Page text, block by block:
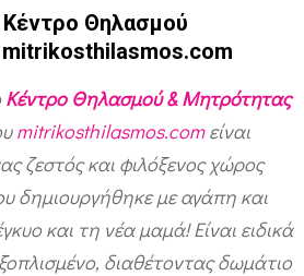
Κέντρο Θηλασμού
mitrikosthilasmos.com
Κέντρο Θηλασμού & Μητρότητας
mitrikosthilasmos.comείναι
ζεστός και φιλόξενος χώρος
δημιουργήθηκε με αγάπη και
και τη νέα μαμά! Είναι ειδικά
διαθέτοντας δωμάτιο